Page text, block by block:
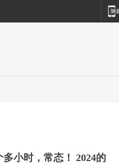
小时，常态！ 2024的